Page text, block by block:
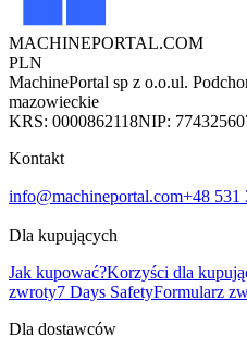
MACHINEPORTAL.COM
PLN
MachinePortal sp z o.o.ul.
mazowieckie
KRS: 0000862118NIP:
Kontakt
info@machineportal.com+48 531
Dla kupujących
Jak kupować?Korzyści dla
zwroty7 Days SafetyFormularz
Dla dostawców